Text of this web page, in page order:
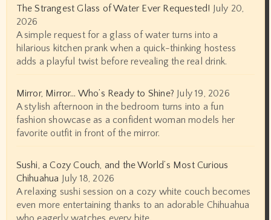
The Strangest Glass of Water Ever Requested! July 20,
2026
A simple request for a glass of water turns into a
hilarious kitchen prank when a quick-thinking hostess
adds a playful twist before revealing the real drink.
Mirror, Mirror… Who’s Ready to Shine? July 19, 2026
A stylish afternoon in the bedroom turns into a fun
fashion showcase as a confident woman models her
favorite outfit in front of the mirror.
Sushi, a Cozy Couch, and the World’s Most Curious
Chihuahua July 18, 2026
A relaxing sushi session on a cozy white couch becomes
even more entertaining thanks to an adorable Chihuahua